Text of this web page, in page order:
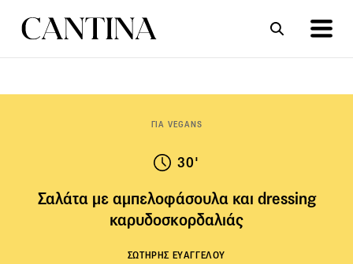
ΓΙΑ VEGANS
30'
Σαλάτα με αμπελοφάσουλα και dressing
καρυδοσκορδαλιάς
ΣΩΤΗΡΗΣ ΕΥΑΓΓΕΛΟΥ